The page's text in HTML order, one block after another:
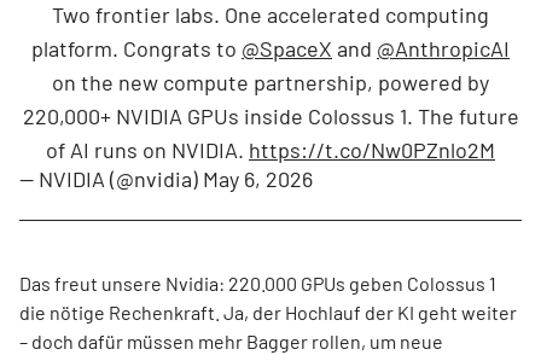
Two frontier labs. One accelerated computing
platform. Congrats to @SpaceX and @AnthropicAI
on the new compute partnership, powered by
220,000+ NVIDIA GPUs inside Colossus 1. The future
of AI runs on NVIDIA. https://t.co/Nw0PZnlo2M
— NVIDIA (@nvidia) May 6, 2026
Das freut unsere Nvidia: 220.000 GPUs geben Colossus 1
die nötige Rechenkraft. Ja, der Hochlauf der KI geht weiter
– doch dafür müssen mehr Bagger rollen, um neue